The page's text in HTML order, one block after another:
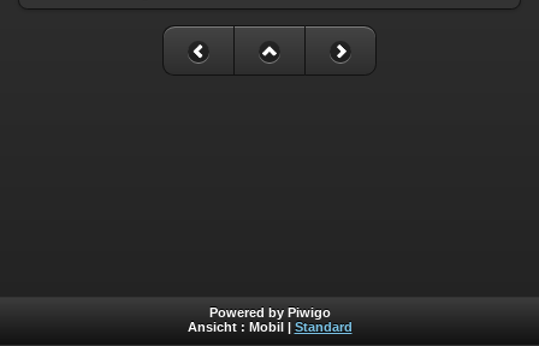
Powered by Piwigo
Ansicht : Mobil Standard